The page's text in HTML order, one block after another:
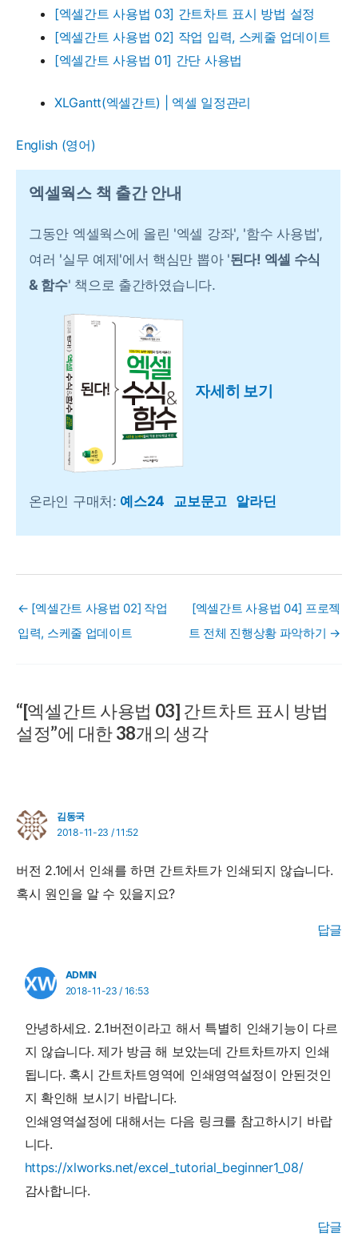
[엑셀간트 사용법 03] 간트차트 표시 방법 설정
[엑셀간트 사용법 02] 작업 입력, 스케줄 업데이트
[엑셀간트 사용법 01] 간단 사용법
XLGantt(엑셀간트) | 엑셀 일정관리
English(영어)
엑셀웍스 책 출간 안내
그동안 엑셀웍스에 올린 '엑셀 강좌', '함수 사용법',
여러 '실무 예제'에서 핵심만 뽑아 '된다! 엑셀 수식
& 함수' 책으로 출간하였습니다.
자세히 보기
온라인 구매처: 예스24 교보문고 알라딘
← [엑셀간트 사용법 02] 작업
입력, 스케줄 업데이트
[엑셀간트 사용법 04] 프로젝
트 전체 진행상황 파악하기 →
“[엑셀간트 사용법 03] 간트차트 표시 방법
설정”에 대한 38개의 생각
김동국
2018-11-23 / 11:52
버전 2.1에서 인쇄를 하면 간트차트가 인쇄되지 않습니다.
혹시 원인을 알 수 있을지요?
답글
ADMIN
2018-11-23 / 16:53
안녕하세요. 2.1버전이라고 해서 특별히 인쇄기능이 다르
지 않습니다. 제가 방금 해 보았는데 간트차트까지 인쇄
됩니다. 혹시 간트차트영역에 인쇄영역설정이 안된것인
지 확인해 보시기 바랍니다.
인쇄영역설정에 대해서는 다음 링크를 참고하시기 바랍
니다.
https://xlworks.net/excel_tutorial_beginner1_08/
감사합니다.
답글